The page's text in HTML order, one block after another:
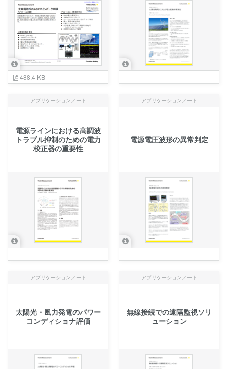
488.4 KB
アプリケーションノート
電源ラインにおける高調波
トラブル抑制のための電力
校正器の重要性
アプリケーションノート
電源電圧波形の異常判定
アプリケーションノート
太陽光・風力発電のパワー
コンディショナ評価
アプリケーションノート
無線接続での遠隔監視ソリ
ューション